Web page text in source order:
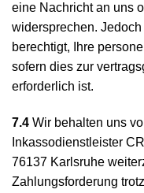
eine Nachricht an uns
widersprechen.
berechtigt, Ihre
sofern dies zur
erforderlich ist.
7.4 Wir behalten uns
Inkassodienstleister
76137 Karlsruhe
Zahlungsforderung